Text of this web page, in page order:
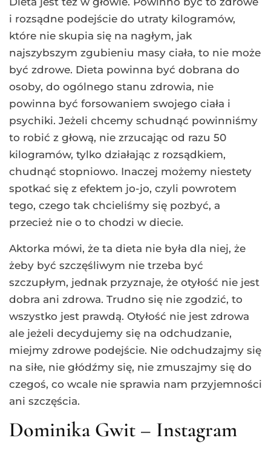
i rozsądne podejście do utraty kilogramów,
które nie skupia się na nagłym, jak
najszybszym zgubieniu masy ciała, to nie może
być zdrowe. Dieta powinna być dobrana do
osoby, do ogólnego stanu zdrowia, nie
powinna być forsowaniem swojego ciała i
psychiki. Jeżeli chcemy schudnąć powinniśmy
to robić z głową, nie zrzucając od razu 50
kilogramów, tylko działając z rozsądkiem,
chudnąć stopniowo. Inaczej możemy niestety
spotkać się z efektem jo-jo, czyli powrotem
tego, czego tak chcieliśmy się pozbyć, a
przecież nie o to chodzi w diecie.
Aktorka mówi, że ta dieta nie była dla niej, że
żeby być szczęśliwym nie trzeba być
szczupłym, jednak przyznaje, że otyłość nie jest
dobra ani zdrowa. Trudno się nie zgodzić, to
wszystko jest prawdą. Otyłość nie jest zdrowa
ale jeżeli decydujemy się na odchudzanie,
miejmy zdrowe podejście. Nie odchudzajmy się
na siłe, nie głódźmy się, nie zmuszajmy się do
czegoś, co wcale nie sprawia nam przyjemności
ani szczęścia.
Dominika Gwit – Instagram